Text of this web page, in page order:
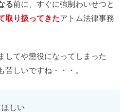
る前に、すぐに強制わいせつと
取り扱ってきたアトム法律事務
してや懲役になってしまった
苦しいですね・・・。
しい